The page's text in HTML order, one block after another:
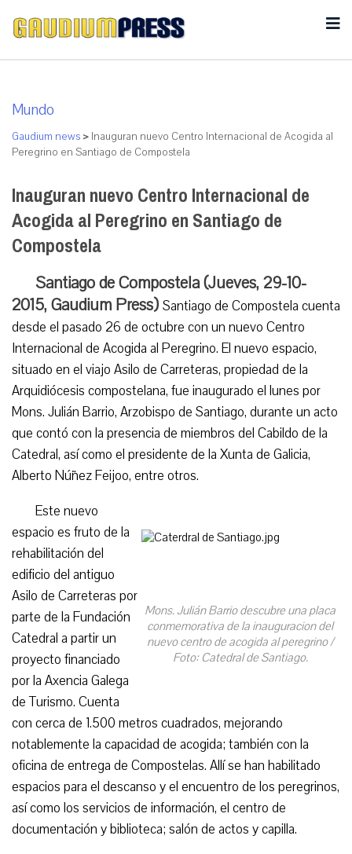
Mundo
Gaudium news > Inauguran nuevo Centro Internacional de Acogida al
Peregrino en Santiago de Compostela
Inauguran nuevo Centro Internacional de
Acogida al Peregrino en Santiago de
Compostela
Santiago de Compostela (Jueves, 29-10-
2015, Gaudium Press) Santiago de Compostela cuenta
desde el pasado 26 de octubre con un nuevo Centro
Internacional de Acogida al Peregrino. El nuevo espacio,
situado en el viajo Asilo de Carreteras, propiedad de la
Arquidiócesis compostelana, fue inaugurado el lunes por
Mons. Julián Barrio, Arzobispo de Santiago, durante un acto
que contó con la presencia de miembros del Cabildo de la
Catedral, así como el presidente de la Xunta de Galicia,
Alberto Núñez Feijoo, entre otros.
Mons. Julián Barrio descubre una placa
conmemorativa de la inauguracion del
nuevo centro de acogida al peregrino /
Foto: Catedral de Santiago.
Este nuevo
espacio es fruto de la
rehabilitación del
edificio del antiguo
Asilo de Carreteras por
parte de la Fundación
Catedral a partir un
proyecto financiado
por la Axencia Galega
de Turismo. Cuenta
con cerca de 1.500 metros cuadrados, mejorando
notablemente la capacidad de acogida; también con la
oficina de entrega de Compostelas. Allí se han habilitado
espacios para el descanso y el encuentro de los peregrinos,
así como los servicios de información, el centro de
documentación y biblioteca; salón de actos y capilla.